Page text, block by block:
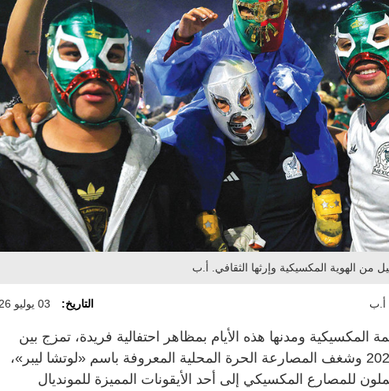
من الهوية المكسيكية وإرثها الثقافي. أ.ب
أ.ب التاريخ: 03 يوليو 2026
المكسيكية ومدنها هذه الأيام بمظاهر احتفالية فريدة، تمزج بين
حمى كأس العالم 2026 وشغف المصارعة الحرة المحلية المعروفة باسم «لوتشا ليبر»،
للمصارع المكسيكي إلى أحد الأيقونات المميزة للمونديال